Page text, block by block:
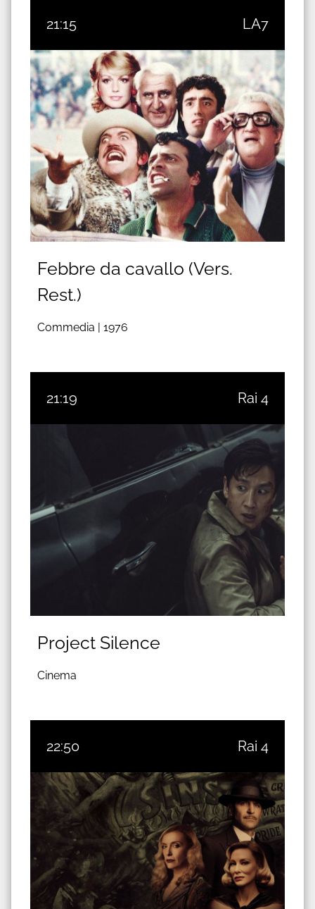
21:15 LA7
Febbre da cavallo (Vers.
Rest.)
Commedia | 1976
21:19 Rai 4
Project Silence
Cinema
22:50 Rai 4